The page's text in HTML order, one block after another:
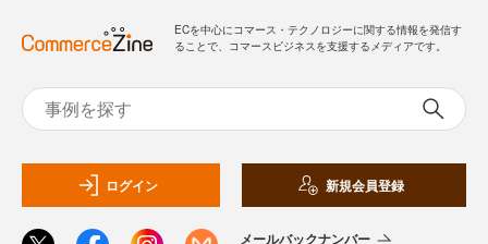
ECを中心にコマース・テクノロジーに関する情報を発信す
ることで、コマースビジネスを支援するメディアです。
ログイン 新規会員登録
メールバックナンバー